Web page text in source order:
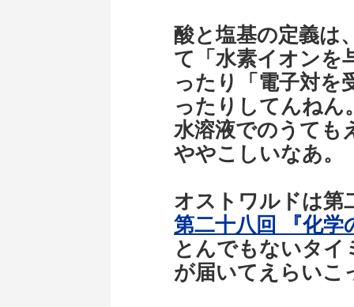
酸と塩基の定義は
て「水素イオンを
ったり「電子対を
ったりしてんねん
水溶液でのうても
ややこしいなあ。
オストワルドは第
第二十八回 『化
とんでもないタイ
が届いてえらいこ